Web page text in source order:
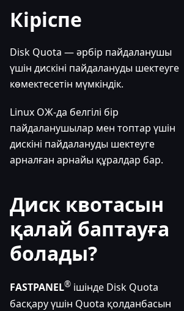
Кіріспе
Disk Quota — әрбір пайдаланушы
үшін дискіні пайдалануды шектеуге
көмектесетін мүмкіндік.
Linux ОЖ-да белгілі бір
пайдаланушылар мен топтар үшін
дискіні пайдалануды шектеуге
арналған арнайы құралдар бар.
Диск квотасын
қалай баптауға
болады?
FASTPANEL® ішінде Disk Quota
басқару үшін Quota қолданбасын